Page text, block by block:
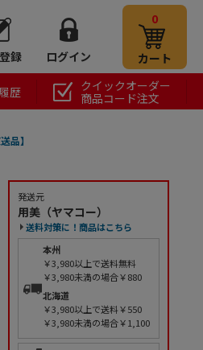
録 ログイン
0
カート
歴
クイックオーダー
商品コード注文
品】
発送元
用美（ヤマコー）
送料対策に！商品はこちら
本州
￥3,980以上で送料無料
￥3,980未満の場合￥880
北海道
￥3,980以上で送料￥550
￥3,980未満の場合￥1,100